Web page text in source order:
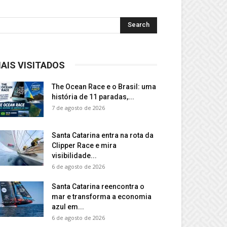
VISITADOS
The Ocean Race e o Brasil: uma
história de 11 paradas,...
7 de agosto de 2026
Santa Catarina entra na rota da
Clipper Race e mira
visibilidade...
6 de agosto de 2026
Santa Catarina reencontra o
mar e transforma a economia
azul em...
6 de agosto de 2026